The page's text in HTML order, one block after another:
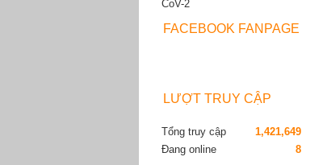
FACEBOOK FANPAGE
LƯỢT TRUY CẬP
Tổng truy cập
1,421,649
Đang online
8